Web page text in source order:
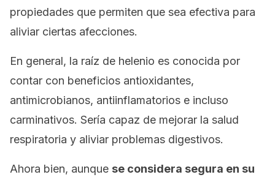
propiedades que permiten que sea efectiva para
aliviar ciertas afecciones.
En general, la raíz de helenio es conocida por
contar con beneficios antioxidantes,
antimicrobianos, antiinflamatorios e incluso
carminativos. Sería capaz de mejorar la salud
respiratoria y aliviar problemas digestivos.
Ahora bien, aunque se considera segura en su